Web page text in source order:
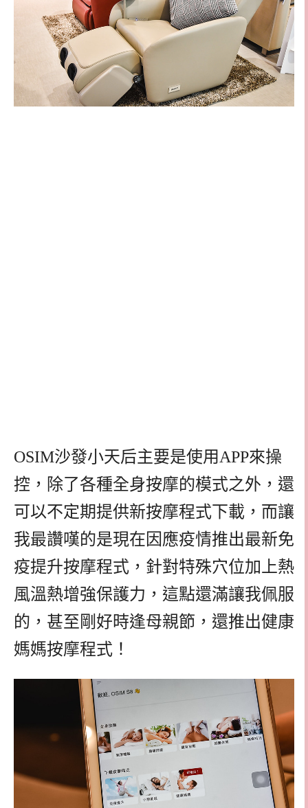
OSIM沙發小天后主要是使用APP來操
控，除了各種全身按摩的模式之外，還
可以不定期提供新按摩程式下載，而讓
我最讚嘆的是現在因應疫情推出最新免
疫提升按摩程式，針對特殊穴位加上熱
風溫熱增強保護力，這點還滿讓我佩服
的，甚至剛好時逢母親節，還推出健康
媽媽按摩程式！